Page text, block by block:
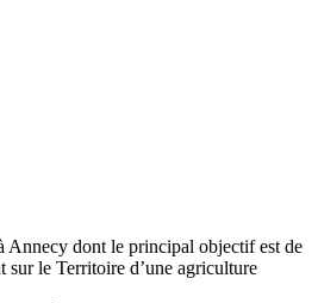
Annecy dont le principal objectif est de
sur le Territoire d’une agriculture